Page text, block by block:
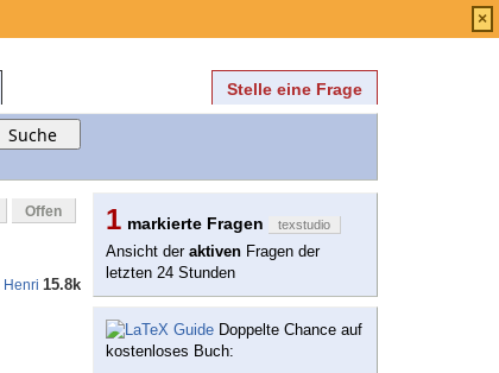
Stelle eine Frage
Offen
Henri 15.8k
1 markierte Fragen texstudio
Ansicht der aktiven Fragen der
letzten 24 Stunden
Doppelte Chance auf
kostenloses Buch:
×